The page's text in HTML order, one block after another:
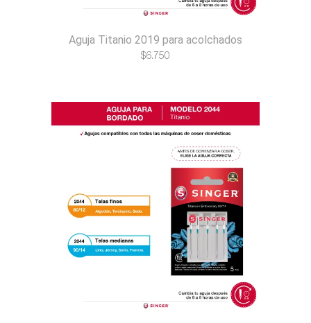
Aguja Titanio 2019 para acolchados
$6.750